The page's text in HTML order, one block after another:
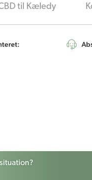
til Kæledy